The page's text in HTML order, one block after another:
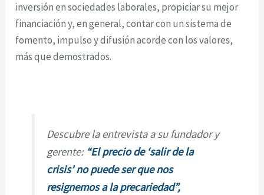
inversión en sociedades laborales, propiciar su mejor
financiación y, en general, contar con un sistema de
fomento, impulso y difusión acorde con los valores,
más que demostrados.
Descubre la entrevista a su fundador y
gerente: “El precio de ‘salir de la
crisis’ no puede ser que nos
resignemos a la precariedad”,